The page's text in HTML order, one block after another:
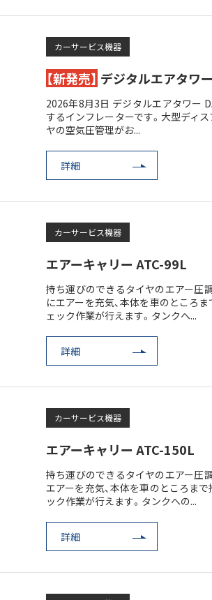
カーサービス機器
【新発売】 デジタルエアタワ
2026年8月3日 デジタルエアタワー
するインフレーターです。大型ディ
ヤの空気圧管理がお...
詳細
カーサービス機器
エアーキャリー ATC-99L
持ち運びのできるタイヤのエアー圧
にエアーを充気、本体を車のところ
ェック作業が行えます。タンクへ...
詳細
カーサービス機器
エアーキャリー ATC-150L
持ち運びのできるタイヤのエアー圧
エアーを充気、本体を車のところま
ック作業が行えます。タンクへの...
詳細